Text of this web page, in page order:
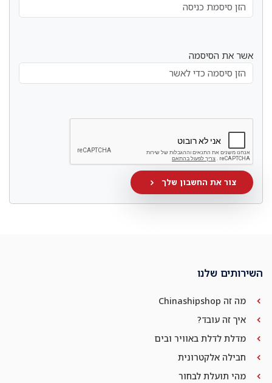
אשר את הסיסמה
צור את החשבון שלך
השירותים שלנו
מה זה Chinashipshop
איך זה עובד?
מדלת לדלת באוויר ובים
חבילה אלקטרונית
מהי תועלת לבחור